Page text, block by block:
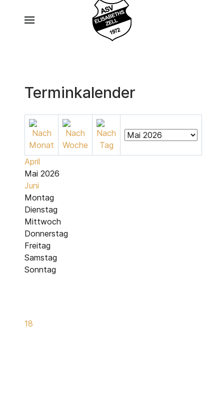
Terminkalender
April
Mai 2026
Juni
Montag
Dienstag
Mittwoch
Donnerstag
Freitag
Samstag
Sonntag
18